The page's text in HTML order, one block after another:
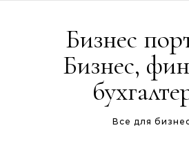
Бизнес
Бизнес,
Все для